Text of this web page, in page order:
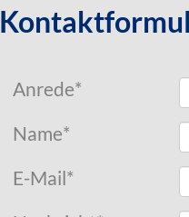
Anrede*
Name*
E-Mail*